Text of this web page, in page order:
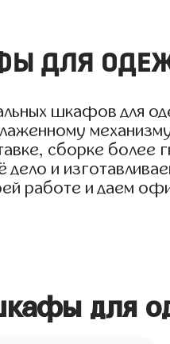
для
шкафов для
сборке более
и
работе и даем
для